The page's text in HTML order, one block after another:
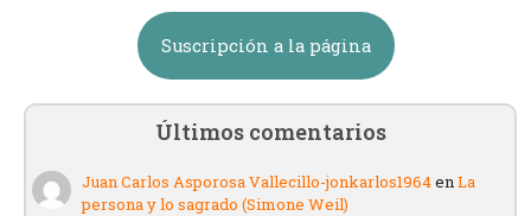
Suscripción a la página
Últimos comentarios
Juan Carlos Asporosa Vallecillo-jonkarlos1964enLa
persona y lo sagrado (Simone Weil)